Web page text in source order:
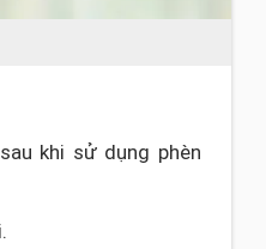
khi sử dụng phèn